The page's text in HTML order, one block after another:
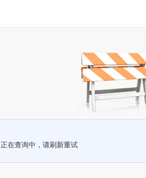
正在查询中，请刷新重试